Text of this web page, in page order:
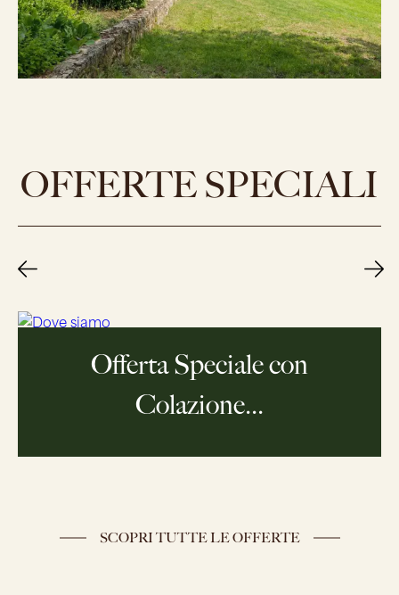
OFFERTE SPECIALI
Offerta Speciale - Prepaga e
R...
SCOPRI TUTTE LE OFFERTE